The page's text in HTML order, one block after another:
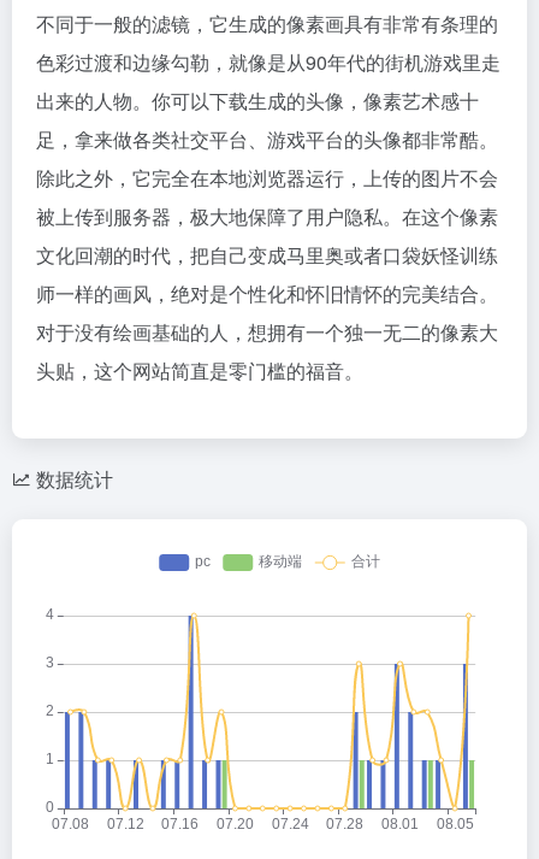
不同于一般的滤镜，它生成的像素画具有非常有条理的
色彩过渡和边缘勾勒，就像是从90年代的街机游戏里走
出来的人物。你可以下载生成的头像，像素艺术感十
足，拿来做各类社交平台、游戏平台的头像都非常酷。
除此之外，它完全在本地浏览器运行，上传的图片不会
被上传到服务器，极大地保障了用户隐私。在这个像素
文化回潮的时代，把自己变成马里奥或者口袋妖怪训练
师一样的画风，绝对是个性化和怀旧情怀的完美结合。
对于没有绘画基础的人，想拥有一个独一无二的像素大
头贴，这个网站简直是零门槛的福音。
数据统计